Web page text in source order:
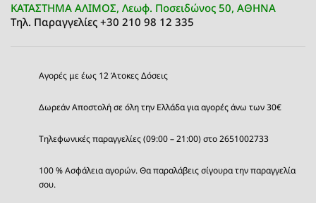
ΚΑΤΑΣΤΗΜΑ ΑΛΙΜΟΣ, Λεωφ. Ποσειδώνος 50, ΑΘΗΝΑ
Τηλ. Παραγγελίες +30 210 98 12 335
Αγορές με έως 12 Άτοκες Δόσεις
Δωρεάν Αποστολή σε όλη την Ελλάδα για αγορές άνω των 30€
Τηλεφωνικές παραγγελίες (09:00 – 21:00) στο 2651002733
100 % Ασφάλεια αγορών. Θα παραλάβεις σίγουρα την παραγγελία
σου.